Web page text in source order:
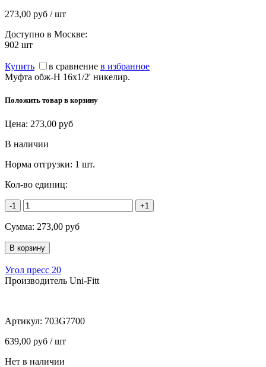
273,00 руб / шт
Доступно в Москве:
902 шт
Купить в сравнение в избранное
Муфта обж-Н 16х1/2' никелир.
Положить товар в корзину
Цена: 273,00 руб
В наличии
Норма отгрузки: 1 шт.
Кол-во единиц:
-1 +1
Сумма: 273,00 руб
Угол пресс 20
Производитель Uni-Fitt
Артикул: 703G7700
639,00 руб / шт
Нет в наличии